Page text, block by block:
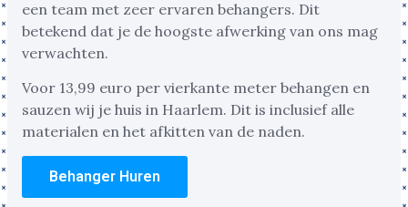
een team met zeer ervaren behangers. Dit
betekend dat je de hoogste afwerking van ons mag
verwachten.
Voor 13,99 euro per vierkante meter behangen en
sauzen wij je huis in Haarlem. Dit is inclusief alle
materialen en het afkitten van de naden.
Behanger Huren